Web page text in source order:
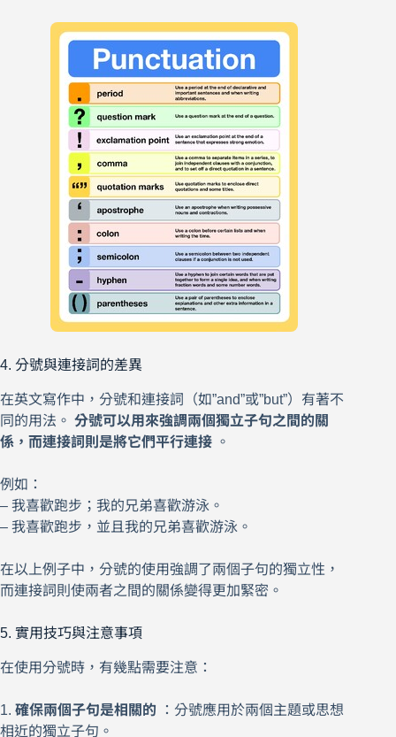
4. 分號與連接詞的差異
在英文寫作中，分號和連接詞（如”and”或”but”）有著不
同的用法。 分號可以用來強調兩個獨立子句之間的關
係，而連接詞則是將它們平行連接 。
例如：
– 我喜歡跑步；我的兄弟喜歡游泳。
– 我喜歡跑步，並且我的兄弟喜歡游泳。
在以上例子中，分號的使用強調了兩個子句的獨立性，
而連接詞則使兩者之間的關係變得更加緊密。
5. 實用技巧與注意事項
在使用分號時，有幾點需要注意：
1. 確保兩個子句是相關的
：分號應用於兩個主題或思想
相近的獨立子句。